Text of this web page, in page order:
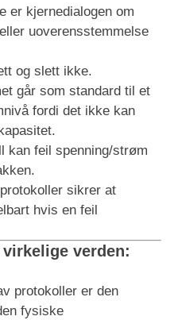
er kjernedialogen om
uoverensstemmelse
og slett ikke.
går som standard til et
fordi det ikke kan
kan feil spenning/strøm
sikrer at
hvis en feil
verden:
protokoller er den
fysiske